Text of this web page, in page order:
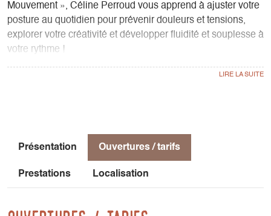
Mouvement », Céline Perroud vous apprend à ajuster votre
posture au quotidien pour prévenir douleurs et tensions,
explorer votre créativité et développer fluidité et souplesse à
votre rythme !
Présentation
Ouvertures / tarifs
Prestations Localisation